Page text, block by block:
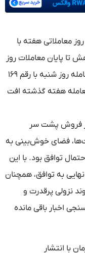
معاملاتی هفته با
تا پایان معاملات روز
شنبه ادامه داشت. قیمت دلار در آخرین معامله روز شنبه با رقم ۱۶۹
هفته گذشته افت
فروش پشت سر
فضای خوش‌بینی به
توافق بود. با این
به توافق، همچنان
نزولی پرقدرت و
اخبار باقی مانده
با انتشار